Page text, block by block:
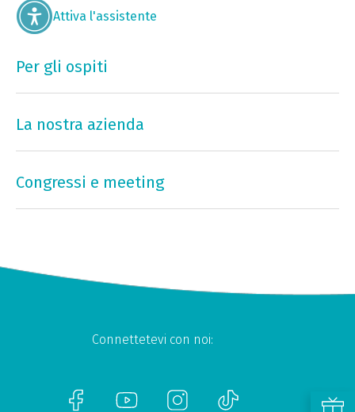
Attiva l'assistente
Per gli ospiti
La nostra azienda
Congressi e meeting
Connettetevi con noi: